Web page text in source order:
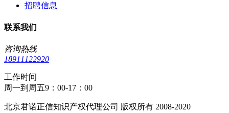
招聘信息
联系我们
咨询热线
18911122920
工作时间
周一到周五9：00-17：00
北京君诺正信知识产权代理公司 版权所有 2008-2020